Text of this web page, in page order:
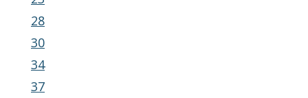
28
30
34
37